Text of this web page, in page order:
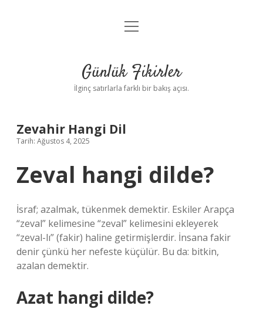
Anasayfa
Yasal Uyarı
menüyü
Günlük Fikirler
İlginç satırlarla farklı bir bakış açısı.
Zevahir Hangi Dil
Tarih: Ağustos 4, 2025
Zeval hangi dilde?
İsraf; azalmak, tükenmek demektir. Eskiler Arapça
“zeval” kelimesine “zeval” kelimesini ekleyerek
“zeval-lı” (fakir) haline getirmişlerdir. İnsana fakir
denir çünkü her nefeste küçülür. Bu da: bitkin,
azalan demektir.
Azat hangi dilde?